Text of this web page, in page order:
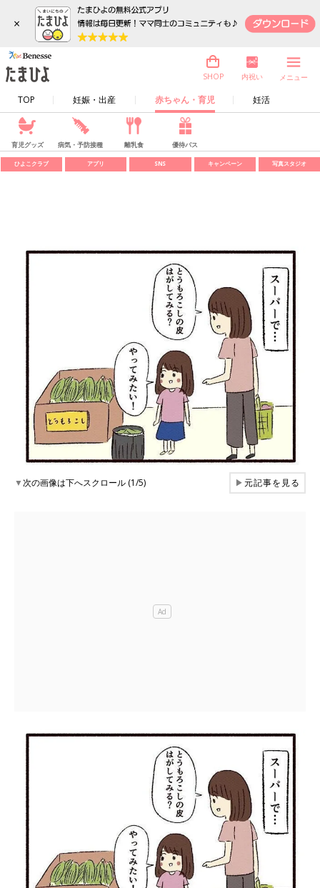
×
TOP 妊娠・出産 赤ちゃん・育児 妊活
SHOP 内祝い メニュー
育児グッズ 病気・予防接種 離乳食 優待パス
ひよこクラブ アプリ SNS キャンペーン 写真スタジオ
▼次の画像は下へスクロール (1/5) ▶元記事を見る